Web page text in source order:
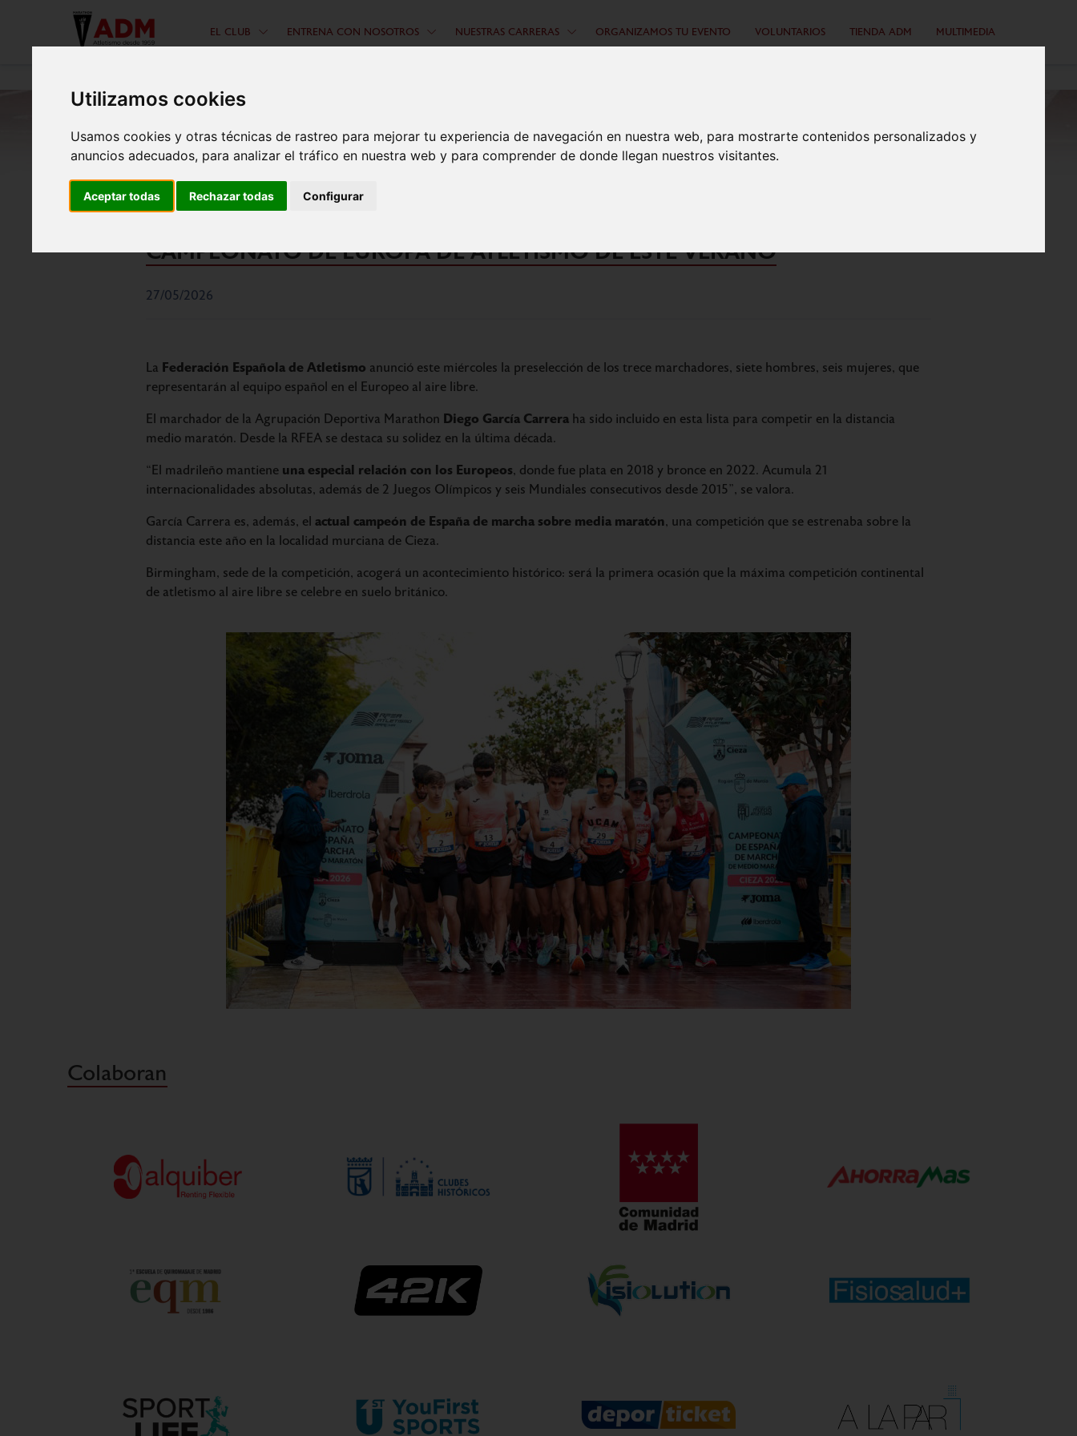
Utilizamos cookies
Usamos cookies y otras técnicas de rastreo para mejorar tu experiencia de navegación en nuestra web, para mostrarte contenidos personalizados y
anuncios adecuados, para analizar el tráfico en nuestra web y para comprender de donde llegan nuestros visitantes.
Aceptar todas Rechazar todas Configurar
EL CLUB ENTRENA CON NOSOTROS NUESTRAS CARRERAS ORGANIZAMOS TU EVENTO VOLUNTARIOS TIENDA ADM MULTIMEDIA
DIEGO GARCÍA CARRERA, CONVOCADO PARA LA MARCHA DEL
CAMPEONATO DE EUROPA DE ATLETISMO DE ESTE VERANO
27/05/2026
La Federación Española de Atletismo anunció este miércoles la preselección de los trece marchadores, siete hombres, seis mujeres, que
representarán al equipo español en el Europeo al aire libre.
El marchador de la Agrupación Deportiva Marathon Diego García Carrera ha sido incluido en esta lista para competir en la distancia
medio maratón. Desde la RFEA se destaca su solidez en la última década.
“El madrileño mantiene una especial relación con los Europeos, donde fue plata en 2018 y bronce en 2022. Acumula 21
internacionalidades absolutas, además de 2 Juegos Olímpicos y seis Mundiales consecutivos desde 2015”, se valora.
García Carrera es, además, el actual campeón de España de marcha sobre media maratón, una competición que se estrenaba sobre la
distancia este año en la localidad murciana de Cieza.
Birmingham, sede de la competición, acogerá un acontecimiento histórico: será la primera ocasión que la máxima competición continental
de atletismo al aire libre se celebre en suelo británico.
Colaboran